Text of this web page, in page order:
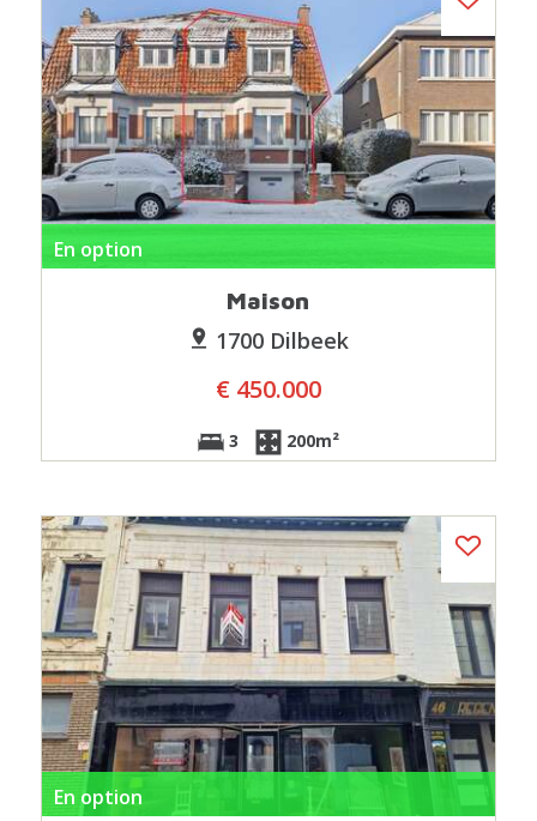
En option
Maison
1700 Dilbeek
€ 450.000
3 200m²
En option